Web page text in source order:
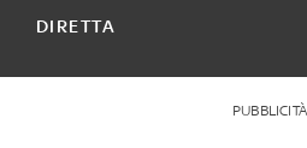
DIRETTA
PUBBLICITÀ